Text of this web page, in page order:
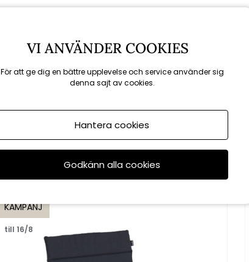
Rekommenderade tillbehör
KAMPANJ
till 16/8
VI ANVÄNDER COOKIES
För att ge dig en bättre upplevelse och service använder sig
denna sajt av cookies.
Hantera cookies
Godkänn alla cookies